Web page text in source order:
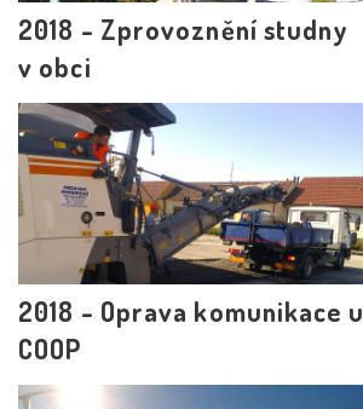
2018 - Zprovoznění studny
v obci
2018 - Oprava komunikace u
COOP